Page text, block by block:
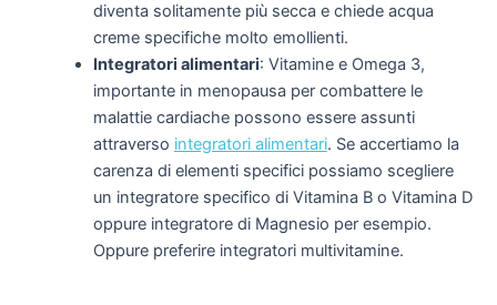
diventa solitamente più secca e chiede acqua
creme specifichemolto emollienti.
Integratori alimentari: Vitamine e Omega 3,
importante in menopausa per combattere le
malattie cardiachepossono essere assunti
attraverso integratori alimentari. Se accertiamo la
carenza di elementi specifici possiamo scegliere
un integratore specifico di Vitamina Bo Vitamina D
oppure integratore di Magnesio per esempio.
Oppure preferire integratori multivitamine.